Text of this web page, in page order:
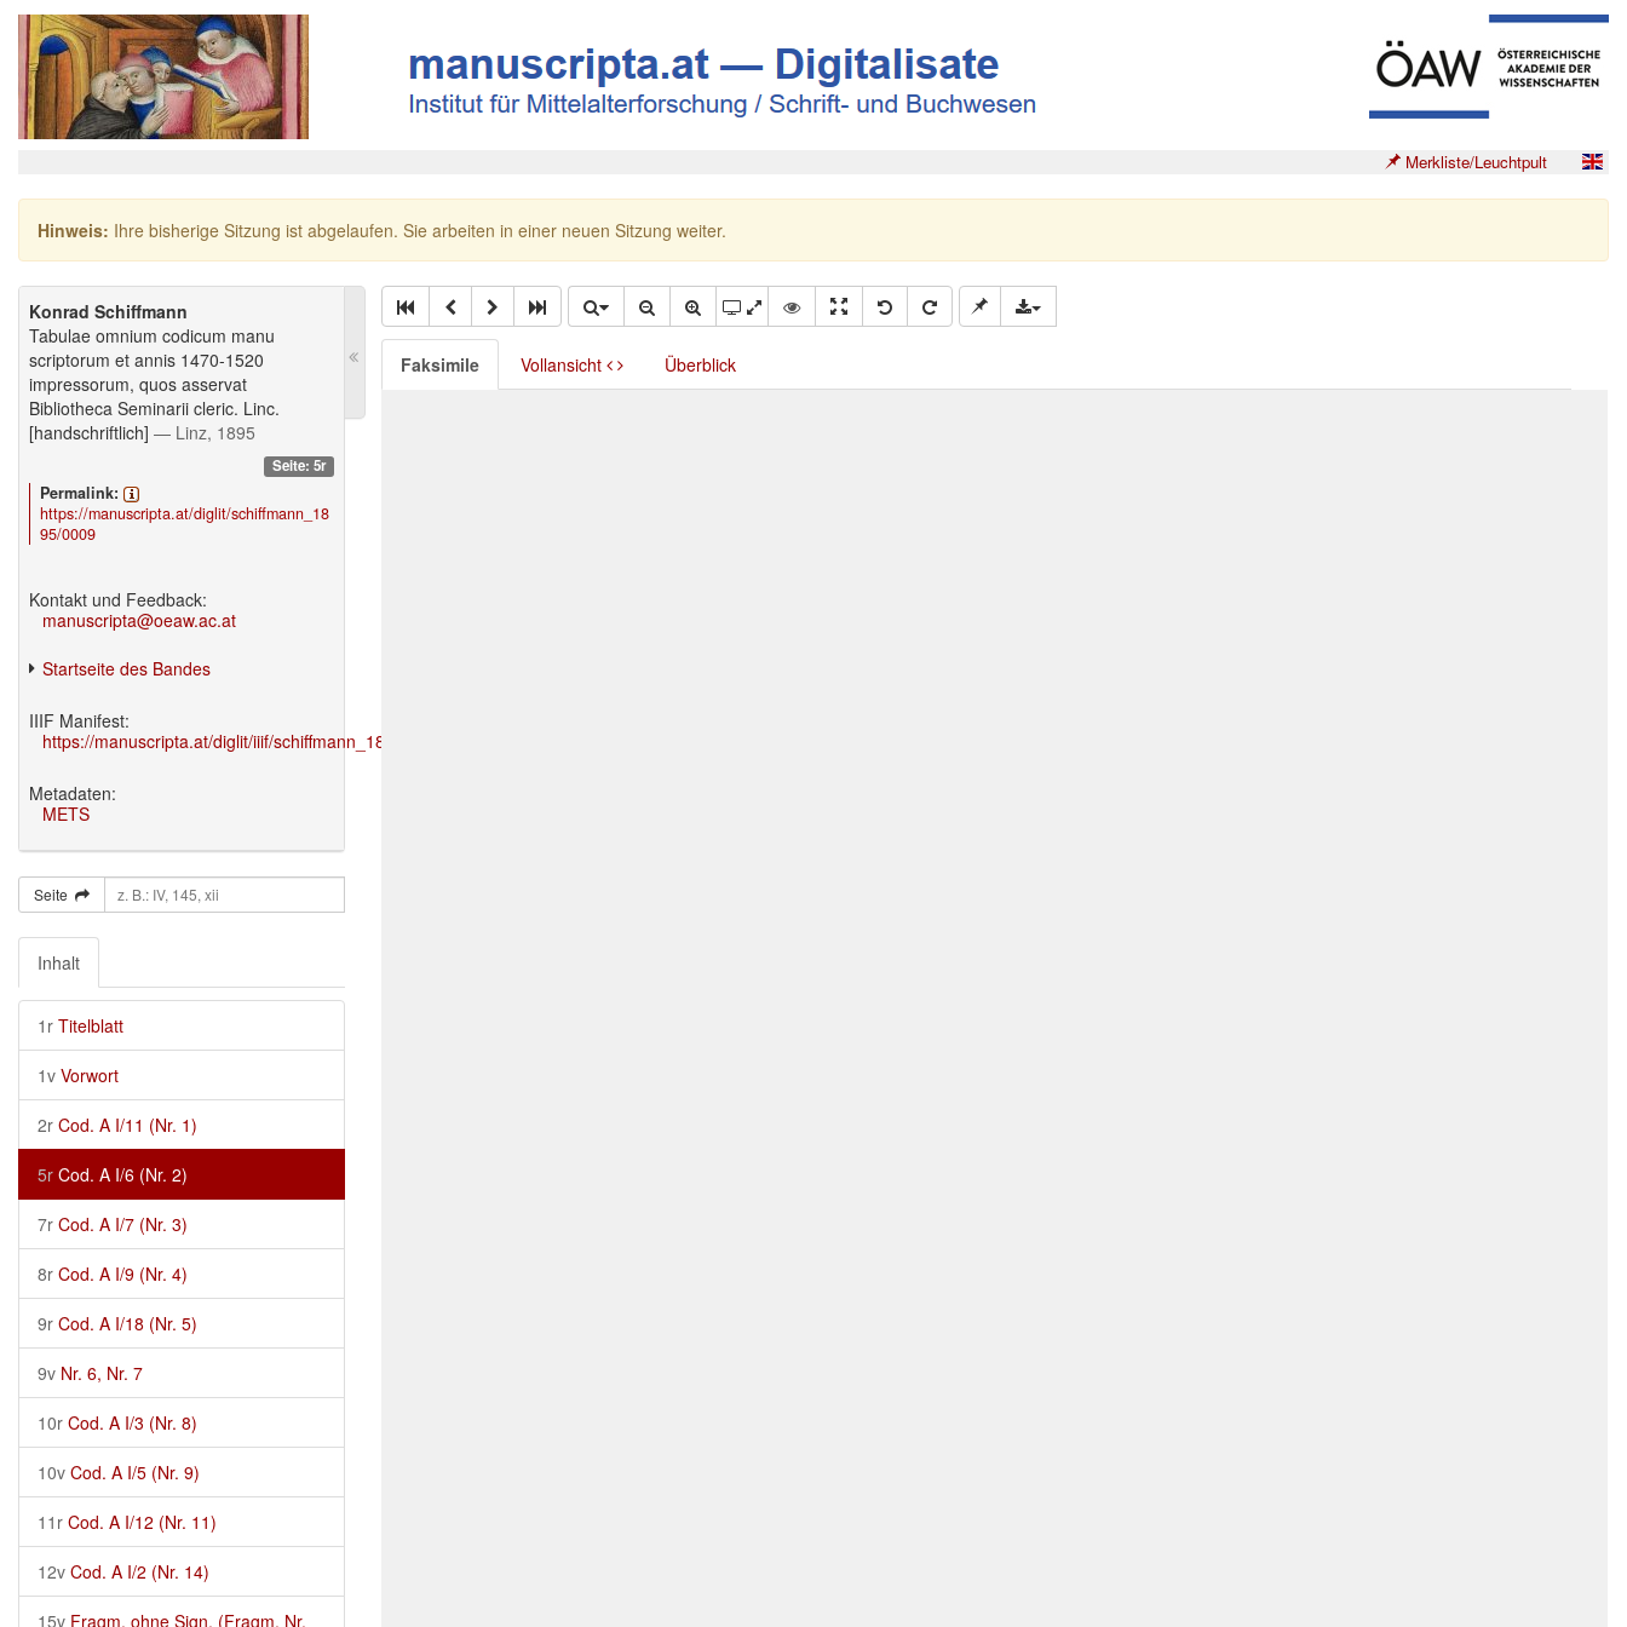
Merkliste/Leuchtpult
Hinweis: Ihre bisherige Sitzung ist abgelaufen. Sie arbeiten in einer neuen Sitzung weiter.
Konrad Schiffmann
Tabulae omnium codicum manu
scriptorum et annis 1470-1520
impressorum, quos asservat
Bibliotheca Seminarii cleric. Linc.
[handschriftlich] — Linz, 1895
Seite: 5r
Permalink:
https://manuscripta.at/diglit/schiffmann_18
95/0009
Kontakt und Feedback:
manuscripta@oeaw.ac.at
Startseite des Bandes
IIIF Manifest:
https://manuscripta.at/diglit/iiif/schiffmann_1895/manifest.json
Metadaten:
METS
Seite
Inhalt
1r Titelblatt
1v Vorwort
2r Cod. A I/11 (Nr. 1)
5r Cod. A I/6 (Nr. 2)
7r Cod. A I/7 (Nr. 3)
8r Cod. A I/9 (Nr. 4)
9r Cod. A I/18 (Nr. 5)
9v Nr. 6, Nr. 7
10r Cod. A I/3 (Nr. 8)
10v Cod. A I/5 (Nr. 9)
11r Cod. A I/12 (Nr. 11)
12v Cod. A I/2 (Nr. 14)
15v Fragm. ohne Sign. (Fragm. Nr.
Faksimile Vollansicht Überblick